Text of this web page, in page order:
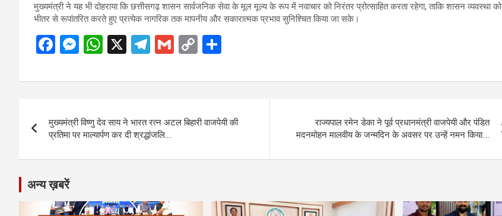
मुख्यमंत्री ने यह भी दोहराया कि छत्तीसगढ़ शासन सार्वजनिक सेवा के मूल मूल्य के रूप में नवाचार को निरंतर प्रोत्साहित करता रहेगा, ताकि शासन व्यवस्था को
भीतर से रूपांतरित करते हुए प्रत्येक नागरिक तक मापनीय और सकारात्मक प्रभाव सुनिश्चित किया जा सके।
F
ce
o
o
k
M
se
g
er
W
at
A
p
p
X
T
e
a
m
G
ail
C
py
n
ar
navigation
मुख्यमंत्री विष्णु देव साय ने भारत रत्न अटल बिहारी वाजपेयी की
प्रतिमा पर माल्यार्पण कर दी श्रद्धांजलि….
राज्यपाल रमेन डेका ने पूर्व प्रधानमंत्री वाजपेयी और पंडित
मदनमोहन मालवीय के जन्मदिन के अवसर पर उन्हें नमन किया….
अन्य ख़बरें